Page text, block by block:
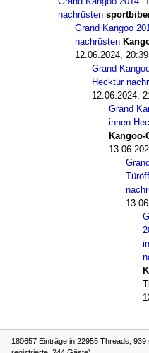
nachrüsten
Grand Kangoo
nachrüsten
12.06.2024, 20:39
Grand
Hecktür
12.06.2024,
Grand
innen
Kangoo-
180657 Einträge in 22955 Threads,